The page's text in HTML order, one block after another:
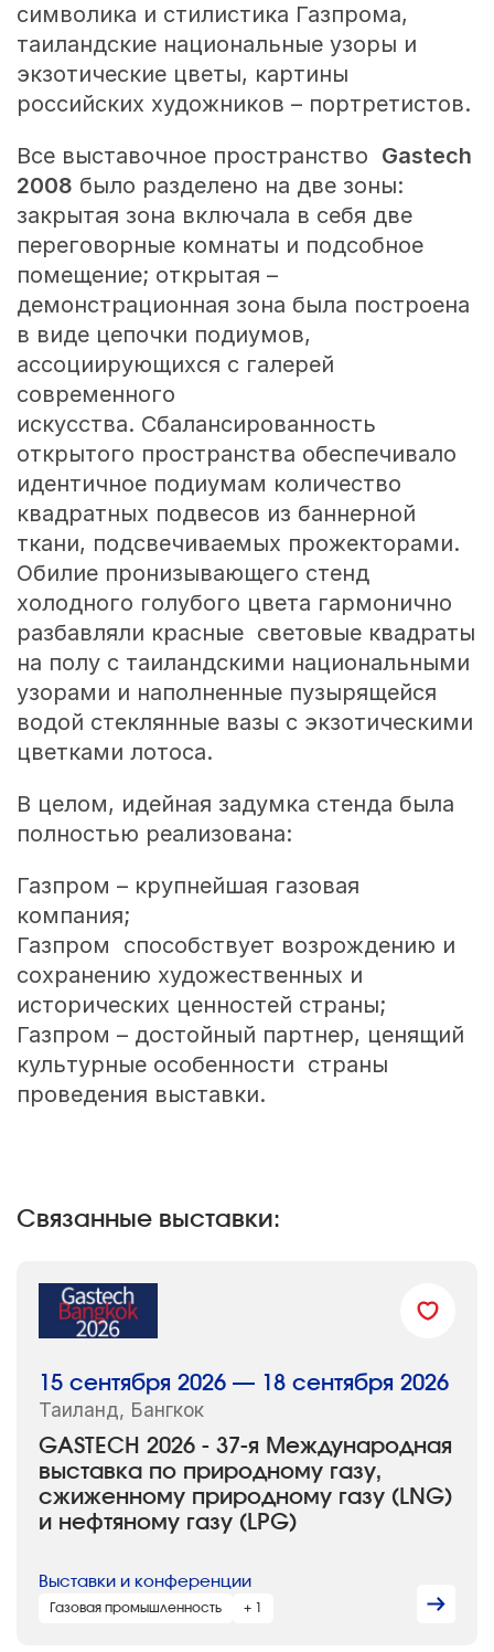
символика и стилистика Газпрома,
таиландские национальные узоры и
экзотические цветы, картины
российских художников – портретистов.
Все выставочное пространство Gastech
2008 было разделено на две зоны:
закрытая зона включала в себя две
переговорные комнаты и подсобное
помещение; открытая –
демонстрационная зона была построена
в виде цепочки подиумов,
ассоциирующихся с галерей
современного
искусства. Сбалансированность
открытого пространства обеспечивало
идентичное подиумам количество
квадратных подвесов из баннерной
ткани, подсвечиваемых прожекторами.
Обилие пронизывающего стенд
холодного голубого цвета гармонично
разбавляли красные световые квадраты
на полу с таиландскими национальными
узорами и наполненные пузырящейся
водой стеклянные вазы с экзотическими
цветками лотоса.
В целом, идейная задумка стенда была
полностью реализована:
Газпром – крупнейшая газовая
компания;
Газпром способствует возрождению и
сохранению художественных и
исторических ценностей страны;
Газпром – достойный партнер, ценящий
культурные особенности страны
проведения выставки.
Связанные выставки:
GASTECH 2026 - 37-я Международная
выставка по природному газу,
сжиженному природному газу (LNG)
и нефтяному газу (LPG)
15 сентября 2026 — 18 сентября 2026
Таиланд, Бангкок
Выставки и конференции
Газовая промышленность + 1